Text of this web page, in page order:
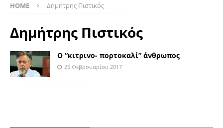
HOME Δημήτρης Πιστικός
Δημήτρης Πιστικός
Ο “κιτρινο- πορτοκαλί” άνθρωπος
25 Φεβρουαρίου 2017